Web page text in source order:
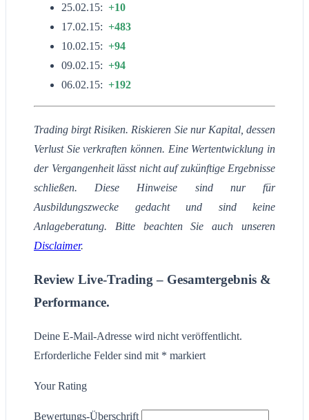
25.02.15: +10
17.02.15: +483
10.02.15: +94
09.02.15: +94
06.02.15: +192
Trading birgt Risiken. Riskieren Sie nur Kapital, dessen
Verlust Sie verkraften können. Eine Wertentwicklung in
der Vergangenheit lässt nicht auf zukünftige Ergebnisse
schließen. Diese Hinweise sind nur für
Ausbildungszwecke gedacht und sind keine
Anlageberatung. Bitte beachten Sie auch unseren
Disclaimer.
Review Live-Trading – Gesamtergebnis &
Performance.
Deine E-Mail-Adresse wird nicht veröffentlicht.
Erforderliche Felder sind mit * markiert
Your Rating
Bewertungs-Überschrift